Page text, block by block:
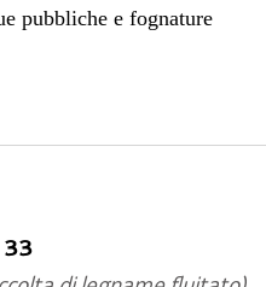
pubbliche e fognature